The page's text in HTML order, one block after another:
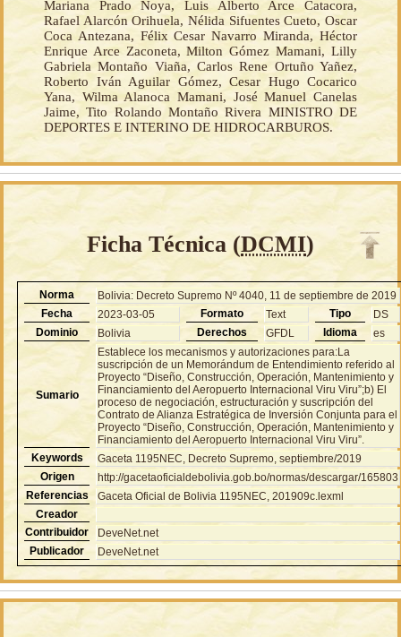
Mariana Prado Noya, Luis Alberto Arce Catacora,
Rafael Alarcón Orihuela, Nélida Sifuentes Cueto, Oscar
Coca Antezana, Félix Cesar Navarro Miranda, Héctor
Enrique Arce Zaconeta, Milton Gómez Mamani, Lilly
Gabriela Montaño Viaña, Carlos Rene Ortuño Yañez,
Roberto Iván Aguilar Gómez, Cesar Hugo Cocarico
Yana, Wilma Alanoca Mamani, José Manuel Canelas
Jaime, Tito Rolando Montaño Rivera MINISTRO DE
DEPORTES E INTERINO DE HIDROCARBUROS.
Ficha Técnica (DCMI)
Norma
Bolivia: Decreto Supremo Nº 4040, 11 de septiembre de 2019
Fecha
2023-03-05 Formato Text Tipo
DS
Dominio
Bolivia Derechos GFDL Idioma es
Sumario
Establece los mecanismos y autorizaciones para:La
suscripción de un Memorándum de Entendimiento referido al
Proyecto “Diseño, Construcción, Operación, Mantenimiento y
Financiamiento del Aeropuerto Internacional Viru Viru”;b) El
proceso de negociación, estructuración y suscripción del
Contrato de Alianza Estratégica de Inversión Conjunta para el
Proyecto “Diseño, Construcción, Operación, Mantenimiento y
Financiamiento del Aeropuerto Internacional Viru Viru”.
Keywords
Gaceta 1195NEC, Decreto Supremo, septiembre/2019
Origen
http://gacetaoficialdebolivia.gob.bo/normas/descargar/165803
Referencias
Gaceta Oficial de Bolivia 1195NEC, 201909c.lexml
Creador
Contribuidor
DeveNet.net
Publicador
DeveNet.net